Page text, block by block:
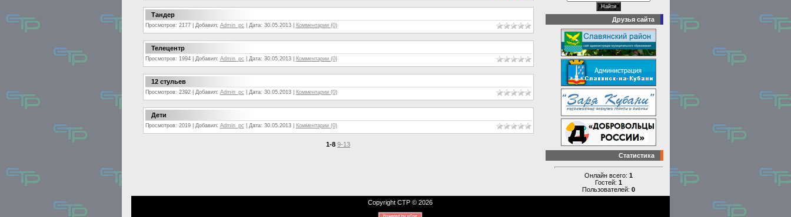
Тандер
Просмотров: 2177 | Добавил: Admin_pc | Дата: 30.05.2013| Комментарии (0)
Телецентр
Просмотров: 1994 | Добавил: Admin_pc | Дата: 30.05.2013| Комментарии (0)
12 стульев
Просмотров: 2392 | Добавил: Admin_pc | Дата: 30.05.2013| Комментарии (0)
Дети
Просмотров: 2019 | Добавил: Admin_pc | Дата: 30.05.2013| Комментарии (0)
1-8 9-13
Друзья сайта
Статистика
Онлайн всего: 1
Гостей: 1
Пользователей: 0
Copyright СТР © 2026